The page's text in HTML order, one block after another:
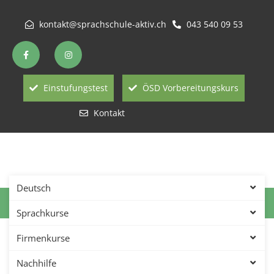
kontakt@sprachschule-aktiv.ch 043 540 09 53
Einstufungstest ÖSD Vorbereitungskurs
Kontakt
Deutsch
Sprachkurse
Firmenkurse
Nachhilfe
Koreanisch lernen in
Winterthur – Sprachschule